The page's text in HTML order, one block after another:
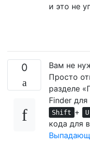
и это не
0
Вам не
Просто
разделе
Finder
Shift + U
кода для